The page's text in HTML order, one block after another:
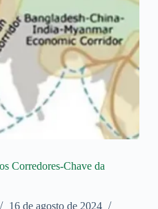
Corredores-Chave da
16 de agosto de 2024